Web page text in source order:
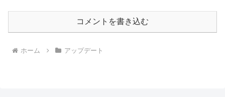
コメントを書き込む
ホーム アップデート